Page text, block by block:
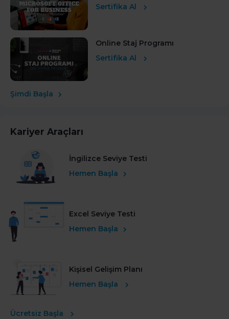
Sertifika Al
Online Staj Programı
Sertifika Al
Şimdi Başla
Kariyer Araçları
İngilizce Seviye Testi
Hemen Başla
Excel Seviye Testi
Hemen Başla
Kişisel Gelişim Planı
Hemen Başla
Ücretsiz Başla